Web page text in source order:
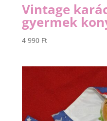
Vintage
gyermek
4 990 Ft